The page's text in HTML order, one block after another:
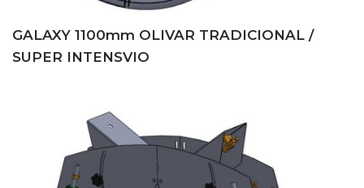
GALAXY 1100mm OLIVAR TRADICIONAL /
SUPER INTENSVIO